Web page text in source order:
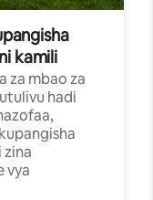
kamili
za mbao za
hadi
zina
vya